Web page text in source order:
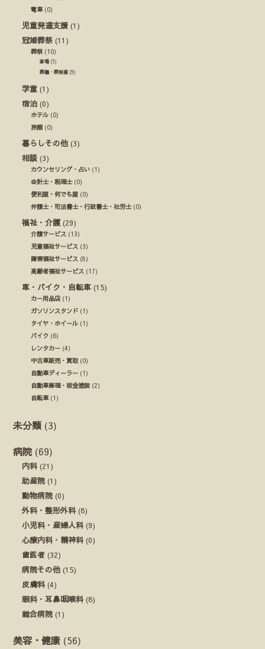
電車(0)
児童発達支援 (1)
冠婚葬祭 (11)
葬祭(10)
斎場(5)
葬儀・葬祭業 (9)
学童 (1)
宿泊 (0)
ホテル (0)
旅館 (0)
暮らしその他 (3)
相談 (3)
カウンセリング・占い (1)
会計士・税理士(0)
便利屋・何でも屋 (0)
弁護士・司法書士・行政書士・社労士(0)
福祉・介護(29)
介護サービス (13)
児童福祉サービス (3)
障害福祉サービス (8)
高齢者福祉サービス (17)
車・バイク・自転車 (15)
カー用品店 (1)
ガソリンスタンド (1)
タイヤ・ホイール (1)
バイク (6)
レンタカー (4)
中古車販売・買取 (0)
自動車ディーラー (1)
自動車修理・板金塗装 (2)
自転車(1)
未分類 (3)
病院 (69)
内科 (21)
助産院 (1)
動物病院 (0)
外科・整形外科 (8)
小児科・産婦人科 (9)
心療内科・精神科 (0)
歯医者 (32)
病院その他 (15)
皮膚科 (4)
眼科・耳鼻咽喉科 (8)
総合病院 (1)
美容・健康 (56)